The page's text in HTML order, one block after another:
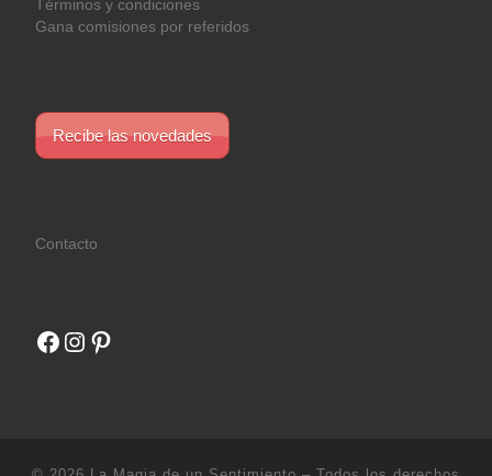
Términos y condiciones
Gana comisiones por referidos
Recibe las novedades
Contacto
Facebook
Instagram
Pinterest